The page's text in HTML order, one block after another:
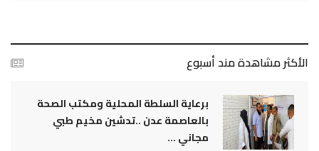
الأكثر مشاهدة مند أسبوع
برعاية السلطة المحلية ومكتب الصحة
بالعاصمة عدن ..تدشين مخيم طبي
مجاني ...